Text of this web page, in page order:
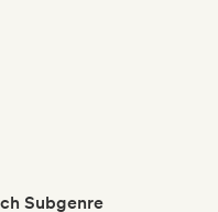
Subgenre